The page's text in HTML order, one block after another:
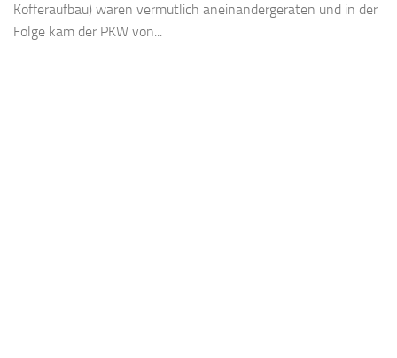
Kofferaufbau) waren vermutlich aneinandergeraten und in der
Folge kam der PKW von...